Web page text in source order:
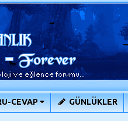
CEVAP GÜNLÜKLER